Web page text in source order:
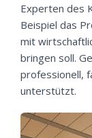
Experten des
Beispiel das
mit
bringen soll.
professionell,
unterstützt.